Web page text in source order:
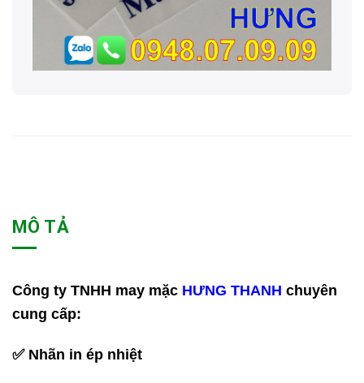
MÔ TẢ
Công ty TNHH may mặc HƯNG THANH chuyên
cung cấp:
✅Nhãn in ép nhiệt